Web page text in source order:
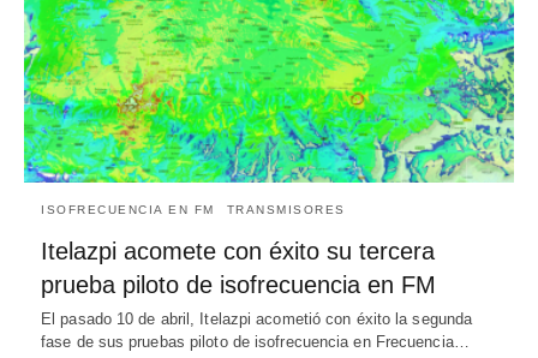
ISOFRECUENCIA EN FM TRANSMISORES
Itelazpi acomete con éxito su tercera
prueba piloto de isofrecuencia en FM
El pasado 10 de abril, Itelazpi acometió con éxito la segunda
fase de sus pruebas piloto de isofrecuencia en Frecuencia…